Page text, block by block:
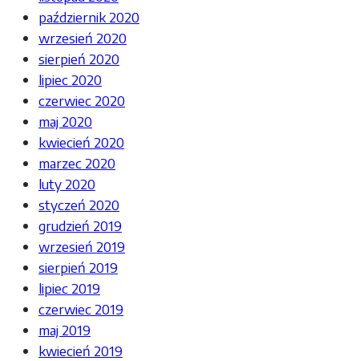
październik 2020
wrzesień 2020
sierpień 2020
lipiec 2020
czerwiec 2020
maj 2020
kwiecień 2020
marzec 2020
luty 2020
styczeń 2020
grudzień 2019
wrzesień 2019
sierpień 2019
lipiec 2019
czerwiec 2019
maj 2019
kwiecień 2019